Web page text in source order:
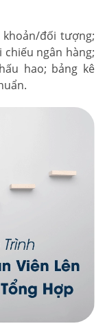
đối tượng;
ngân hàng;
hao; bảng kê